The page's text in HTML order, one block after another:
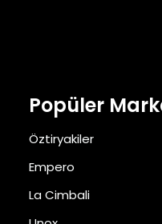
Popüler
Öztiryakiler
Empero
La Cimbali